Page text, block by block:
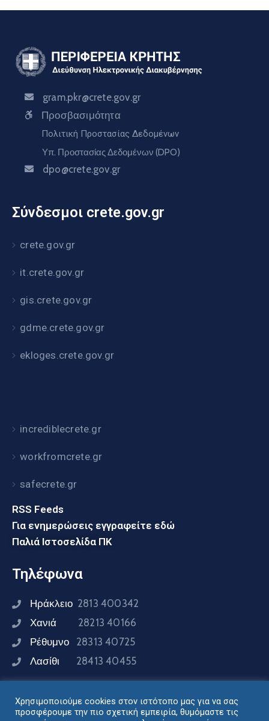
gram.pkr@crete.gov.gr
Προσβασιμότητα
Πολιτική Προστασίας Δεδομένων
Υπ. Προστασίας Δεδομένων (DPO)
dpo@crete.gov.gr
Σύνδεσμοι crete.gov.gr
crete.gov.gr
it.crete.gov.gr
gis.crete.gov.gr
gdme.crete.gov.gr
ekloges.crete.gov.gr
incrediblecrete.gr
workfromcrete.gr
safecrete.gr
RSS Feeds
Για ενημερώσεις εγγραφείτε εδώ
Παλιά Ιστοσελίδα ΠΚ
Τηλέφωνα
Ηράκλειο 2813 400342
Χανιά 28213 40166
Ρέθυμνο 28313 40725
Λασίθι 28413 40455
Συνδεθείτε μαζί μας
Χρησιμοποιούμε cookies στον ιστότοπο μας για να σας
προσφέρουμε την πιο σχετική εμπειρία, θυμόμαστε τις